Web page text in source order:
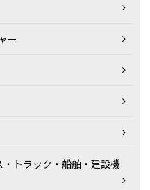
ー
トラック・船舶・建設機